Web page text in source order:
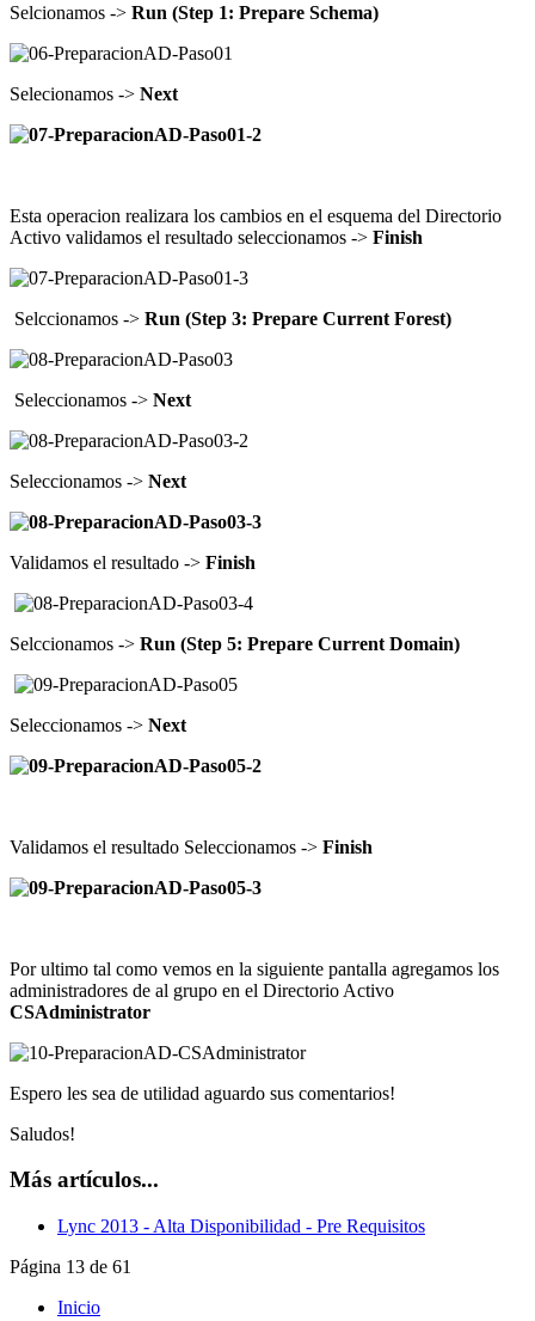
Selcionamos -> Run (Step 1: Prepare Schema)
Selecionamos -> Next
Esta operacion realizara los cambios en el esquema del Directorio
Activo validamos el resultado seleccionamos -> Finish
Selccionamos -> Run (Step 3: Prepare Current Forest)
Seleccionamos -> Next
Seleccionamos -> Next
Validamos el resultado -> Finish
Selccionamos -> Run (Step 5: Prepare Current Domain)
Seleccionamos -> Next
Validamos el resultado Seleccionamos -> Finish
Por ultimo tal como vemos en la siguiente pantalla agregamos los
administradores de al grupo en el Directorio Activo
CSAdministrator
Espero les sea de utilidad aguardo sus comentarios!
Saludos!
Más artículos...
Lync 2013 - Alta Disponibilidad - Pre Requisitos
Página 13 de 61
Inicio